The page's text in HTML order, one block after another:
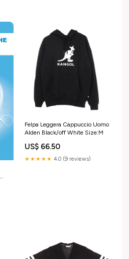
Felpa Leggera Cappuccio Uomo
Alden Black/off White Size:M
US$ 66.50
★★★★★ 4.0 (9 reviews)